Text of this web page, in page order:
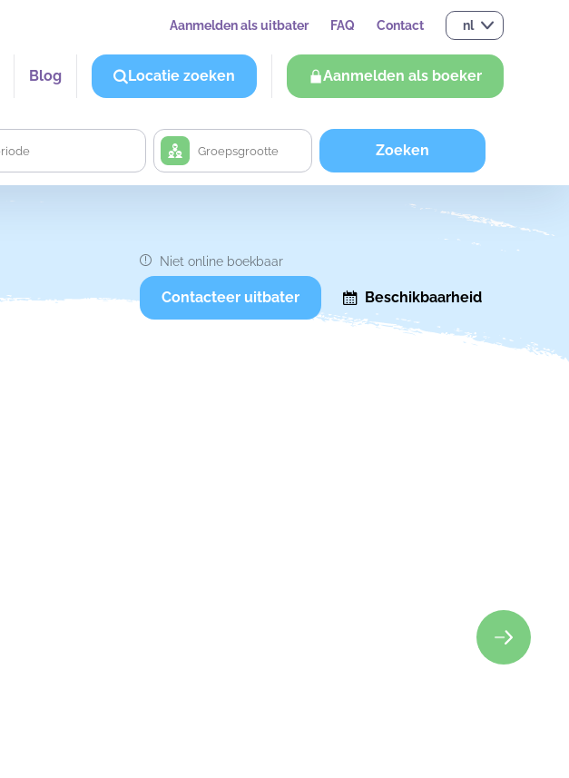
Aanmelden als uitbater FAQ Contact nl
Blog Locatie zoeken Aanmelden als boeker
Zoeken
Niet online boekbaar
Contacteer uitbater Beschikbaarheid